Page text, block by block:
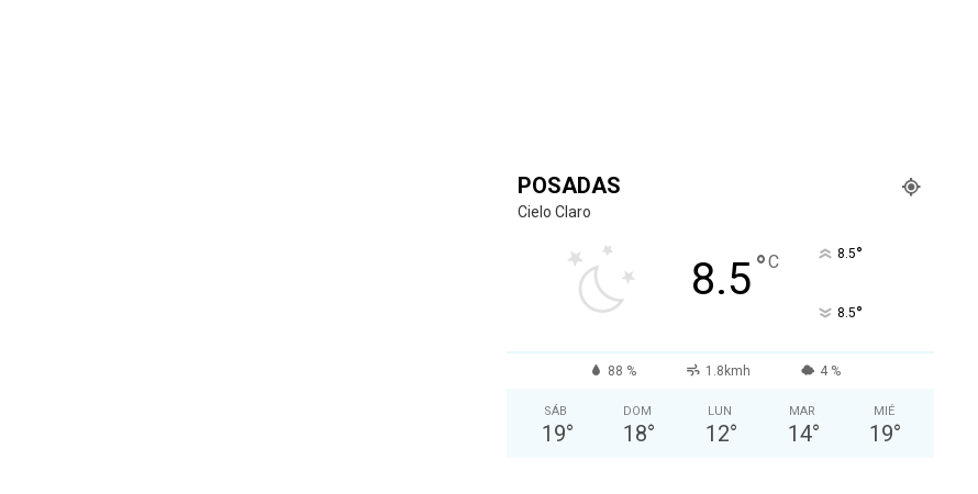
POSADAS
Cielo Claro
8.5°C 8.5°
8.5°
88 % 1.8kmh 4 %
SÁB
19°
DOM
18°
LUN
12°
MAR
14°
MIÉ
19°